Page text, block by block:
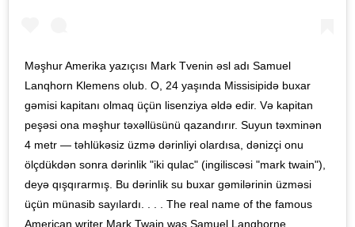
Məşhur Amerika yazıçısı Mark Tvenin əsl adı Samuel
Lanqhorn Klemens olub. O, 24 yaşında Missisipidə buxar
gəmisi kapitanı olmaq üçün lisenziya əldə edir. Və kapitan
peşəsi ona məşhur təxəllüsünü qazandırır. Suyun təxminən
4 metr — təhlükəsiz üzmə dərinliyi olardısa, dənizçi onu
ölçdükdən sonra dərinlik "iki qulac" (ingiliscəsi "mark twain"),
deyə qışqırarmış. Bu dərinlik su buxar gəmilərinin üzməsi
üçün münasib sayılardı. . . . The real name of the famous
American writer Mark Twain was Samuel Langhorne